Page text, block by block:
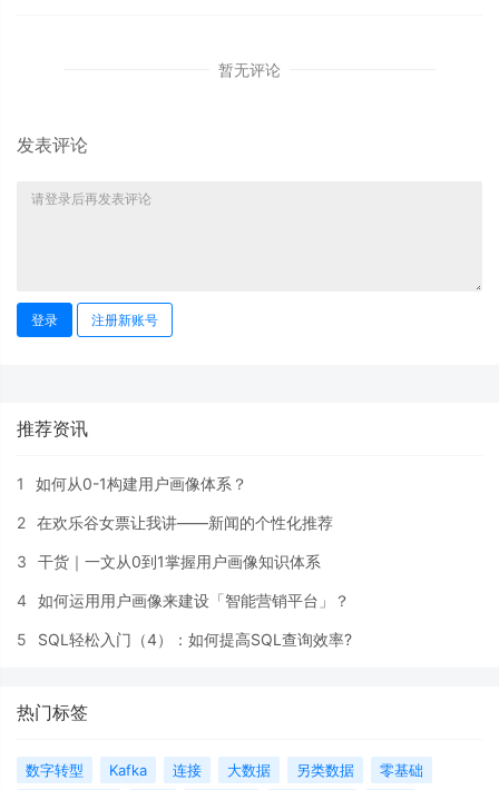
暂无评论
发表评论
登录 注册新账号
推荐资讯
1 如何从0-1构建用户画像体系？
2 在欢乐谷女票让我讲——新闻的个性化推荐
3 干货｜一文从0到1掌握用户画像知识体系
4 如何运用用户画像来建设「智能营销平台」？
5 SQL轻松入门（4）：如何提高SQL查询效率?
热门标签
数字转型 Kafka 连接 大数据 另类数据
零基础